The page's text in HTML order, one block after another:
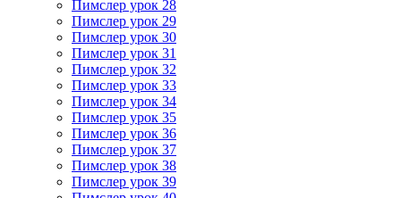
Пимслер урок 28
Пимслер урок 29
Пимслер урок 30
Пимслер урок 31
Пимслер урок 32
Пимслер урок 33
Пимслер урок 34
Пимслер урок 35
Пимслер урок 36
Пимслер урок 37
Пимслер урок 38
Пимслер урок 39